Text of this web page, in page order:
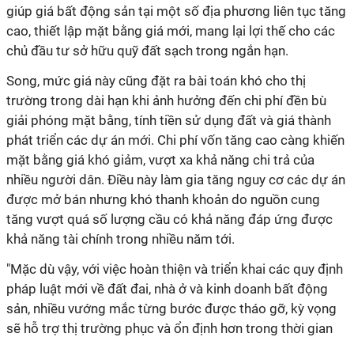
giúp giá bất động sản tại một số địa phương liên tục tăng
cao, thiết lập mặt bằng giá mới, mang lại lợi thế cho các
chủ đầu tư sở hữu quỹ đất sạch trong ngắn hạn.
Song, mức giá này cũng đặt ra bài toán khó cho thị
trường trong dài hạn khi ảnh hưởng đến chi phí đền bù
giải phóng mặt bằng, tính tiền sử dụng đất và giá thành
phát triển các dự án mới. Chi phí vốn tăng cao càng khiến
mặt bằng giá khó giảm, vượt xa khả năng chi trả của
nhiều người dân. Điều này làm gia tăng nguy cơ các dự án
được mở bán nhưng khó thanh khoản do nguồn cung
tăng vượt quá số lượng cầu có khả năng đáp ứng được
khả năng tài chính trong nhiều năm tới.
"Mặc dù vậy, với việc hoàn thiện và triển khai các quy định
pháp luật mới về đất đai, nhà ở và kinh doanh bất động
sản, nhiều vướng mắc từng bước được tháo gỡ, kỳ vọng
sẽ hỗ trợ thị trường phục và ổn định hơn trong thời gian